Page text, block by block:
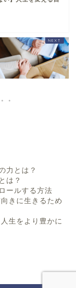
力とは？
は？
ールする方法
きに生きるため
生をより豊かに